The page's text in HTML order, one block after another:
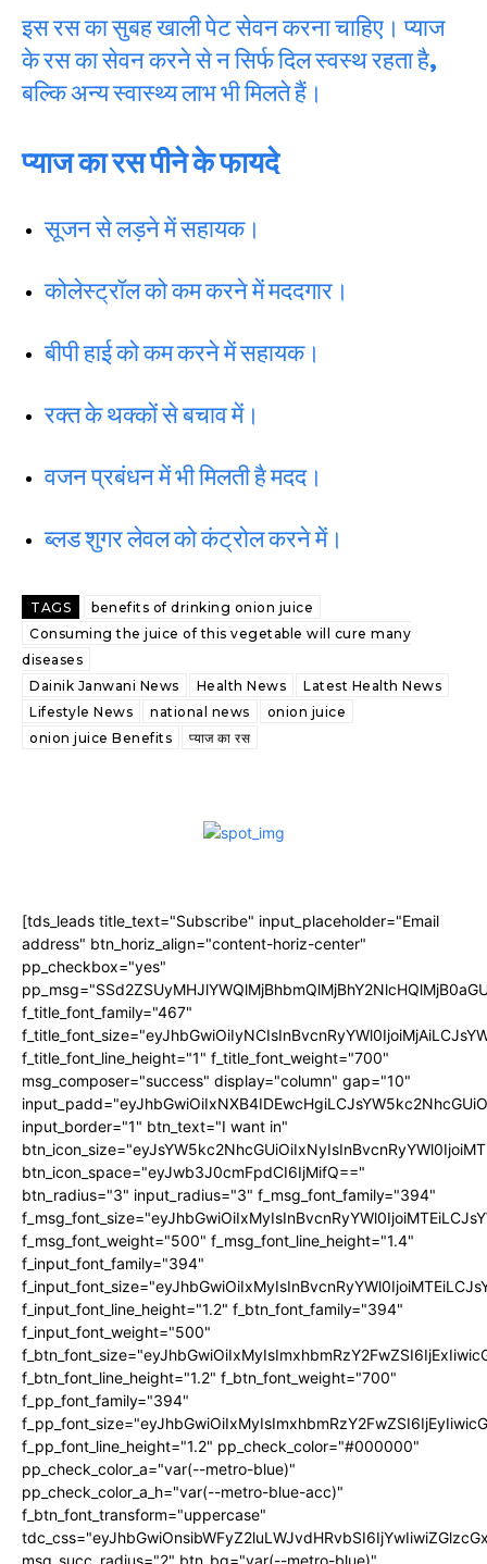
इस रस का सुबह खाली पेट सेवन करना चाहिए। प्याज
के रस का सेवन करने से न सिर्फ दिल स्वस्थ रहता है,
बल्कि अन्य स्वास्थ्य लाभ भी मिलते हैं।
प्याज का रस पीने के फायदे
सूजन से लड़ने में सहायक।
कोलेस्ट्रॉल को कम करने में मददगार।
बीपी हाई को कम करने में सहायक।
रक्त के थक्कों से बचाव में।
वजन प्रबंधन में भी मिलती है मदद।
ब्लड शुगर लेवल को कंट्रोल करने में।
TAGS
benefits of drinking onion juice
Consuming the juice of this vegetable will cure many
diseases
Dainik Janwani News
Health News
Latest Health News
Lifestyle News
national news
onion juice
onion juice Benefits
प्याज का रस
[tds_leads title_text="Subscribe" input_placeholder="Email
address" btn_horiz_align="content-horiz-center"
pp_checkbox="yes"
f_title_font_family="467"
f_title_font_line_height="1" f_title_font_weight="700"
msg_composer="success" display="column" gap="10"
input_border="1" btn_text="I want in"
btn_icon_space="eyJwb3J0cmFpdCI6IjMifQ=="
btn_radius="3" input_radius="3" f_msg_font_family="394"
f_msg_font_weight="500" f_msg_font_line_height="1.4"
f_input_font_family="394"
f_input_font_line_height="1.2" f_btn_font_family="394"
f_input_font_weight="500"
f_btn_font_line_height="1.2" f_btn_font_weight="700"
f_pp_font_family="394"
f_pp_font_line_height="1.2" pp_check_color="#000000"
pp_check_color_a="var(--metro-blue)"
pp_check_color_a_h="var(--metro-blue-acc)"
f_btn_font_transform="uppercase"
msg_succ_radius="2" btn_bg="var(--metro-blue)"